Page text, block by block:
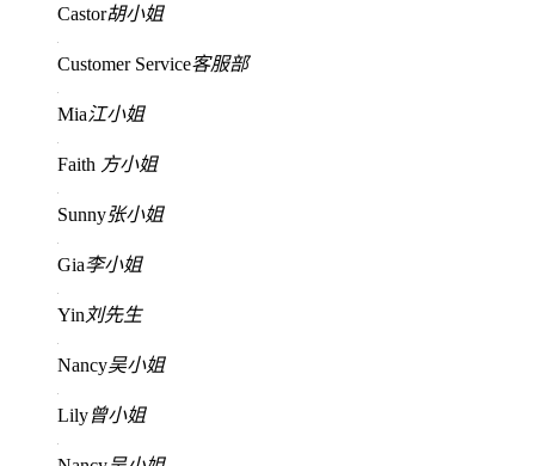
Castor胡小姐
Customer Service客服部
Mia江小姐
Faith 方小姐
Sunny张小姐
Gia李小姐
Yin 刘先生
Nancy吴小姐
Lily曾小姐